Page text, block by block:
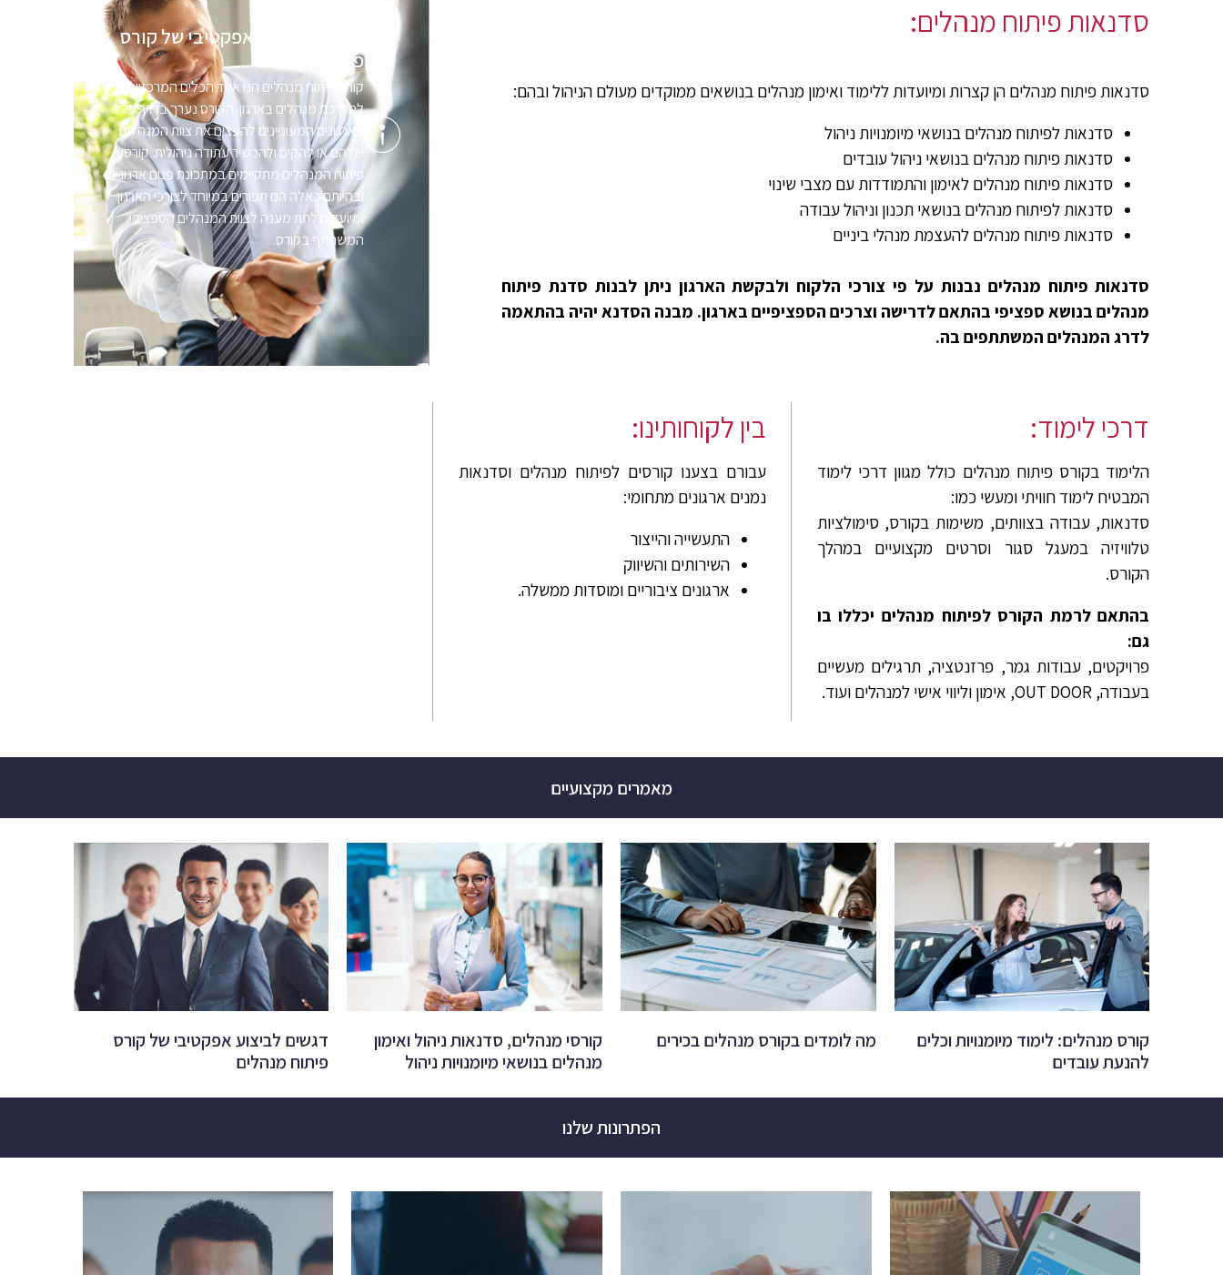
סדנאות פיתוח מנהלים:
סדנאות פיתוח מנהלים הן קצרות ומיועדות ללימוד ואימון מנהלים בנושאים ממוקדים מעולם הניהול ובהם:
סדנאות לפיתוח מנהלים בנושאי מיומנויות ניהול
סדנאות פיתוח מנהלים בנושאי ניהול עובדים
סדנאות פיתוח מנהלים לאימון והתמודדות עם מצבי שינוי
סדנאות לפיתוח מנהלים בנושאי תכנון וניהול עבודה
סדנאות פיתוח מנהלים להעצמת מנהלי ביניים
סדנאות פיתוח מנהלים נבנות על פי צורכי הלקוח ולבקשת הארגון ניתן לבנות סדנת פיתוח
מנהלים בנושא ספציפי בהתאם לדרישה וצרכים הספציפיים בארגון. מבנה הסדנא יהיה בהתאמה
לדרג המנהלים המשתתפים בה.
דגשים לביצוע אפקטיבי של קורס
פיתוח מנהלים
קורס פיתוח מנהלים הנו אחד הכלים המרכזיים
להדרכת מנהלים בארגון. הקורס נערך בדרך כלל
בארגונים המעוניינים להעצים את צוות המנהלים
שלהם או להקים ולהכשיר עתודה ניהולית. קורסי
פיתוח המנהלים מתקיימים במתכונת פנים ארגונית
ובהיותם כאלה הם תפורים במיוחד לצורכי הארגון
ומיועדים לתת מענה לצוות המנהלים הספציפי
המשתתף בקורס.
דרכי לימוד:
הלימוד בקורס פיתוח מנהלים כולל מגוון דרכי לימוד
המבטיח לימוד חוויתי ומעשי כמו:
סדנאות, עבודה בצוותים, משימות בקורס, סימולציות
טלוויזיה במעגל סגור וסרטים מקצועיים במהלך
הקורס.
בהתאם לרמת הקורס לפיתוח מנהלים יכללו בו
גם:
פרויקטים, עבודות גמר, פרזנטציה, תרגילים מעשיים
בעבודה, OUT DOOR, אימון וליווי אישי למנהלים ועוד.
בין לקוחותינו:
עבורם בצענו קורסים לפיתוח מנהלים וסדנאות
נמנים ארגונים מתחומי:
התעשייה והייצור
השירותים והשיווק
ארגונים ציבוריים ומוסדות ממשלה.
מאמרים מקצועיים​
קורס מנהלים: לימוד מיומנויות וכלים
להנעת עובדים
מה לומדים בקורס מנהלים בכירים
קורסי מנהלים, סדנאות ניהול ואימון
מנהלים בנושאי מיומנויות ניהול
דגשים לביצוע אפקטיבי של קורס
פיתוח מנהלים
הפתרונות שלנו​
יעוץ עסקי להובלת העסק